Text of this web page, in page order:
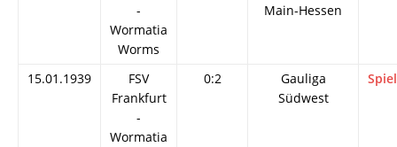
-
Wormatia
Worms
Main-Hessen
15.01.1939
FSV
Frankfurt
-
Wormatia
0:2
Gauliga
Südwest